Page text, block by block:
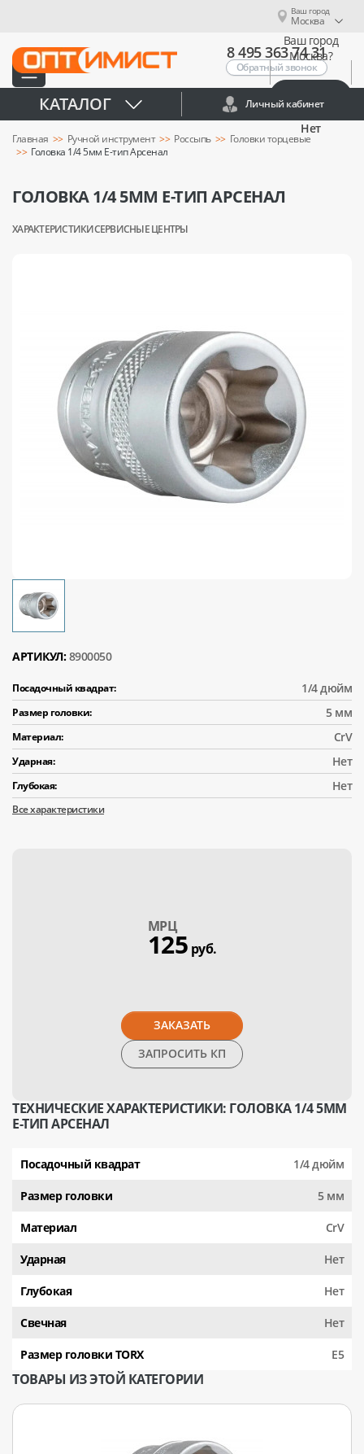
Ваш город
Москва
Ваш город
Москва?
Нет
8 495 363 74 31
Обратный звонок
КАТАЛОГ Личный кабинет
Главная Ручной инструмент Россыпь
Головки торцевые
Головка 1/4 5мм Е-тип Арсенал
ГОЛОВКА 1/4 5ММ Е-ТИП АРСЕНАЛ
ХАРАКТЕРИСТИКИСЕРВИСНЫЕ ЦЕНТРЫ
АРТИКУЛ: 8900050
Посадочный квадрат: 1/4 дюйм
Размер головки: 5 мм
Материал: CrV
Ударная: Нет
Глубокая: Нет
Все характеристики
МPЦ
125 руб.
ЗАКАЗАТЬ
ЗАПРОСИТЬ КП
ТЕХНИЧЕСКИЕ ХАРАКТЕРИСТИКИ: ГОЛОВКА 1/4 5ММ
Е-ТИП АРСЕНАЛ
Посадочный квадрат 1/4 дюйм
Размер головки 5 мм
Материал CrV
Ударная Нет
Глубокая Нет
Свечная Нет
Размер головки TORX E5
ТОВАРЫ ИЗ ЭТОЙ КАТЕГОРИИ